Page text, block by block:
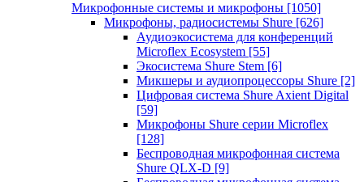
Микрофонные системы и микрофоны [1050]
Микрофоны, радиосистемы Shure [626]
Аудиоэкосистема для конференций
Microflex Ecosystem [55]
Экосистема Shure Stem [6]
Микшеры и аудиопроцессоры Shure [2]
Цифровая система Shure Axient Digital
[59]
Микрофоны Shure серии Microflex
[128]
Беспроводная микрофонная система
Shure QLX-D [9]